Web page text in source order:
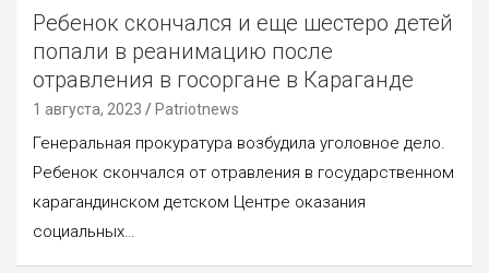
Ребенок скончался и еще шестеро детей
попали в реанимацию после
отравления в госоргане в Караганде
1 августа, 2023 Patriotnews
Генеральная прокуратура возбудила уголовное дело.
Ребенок скончался от отравления в государственном
карагандинском детском Центре оказания
социальных…